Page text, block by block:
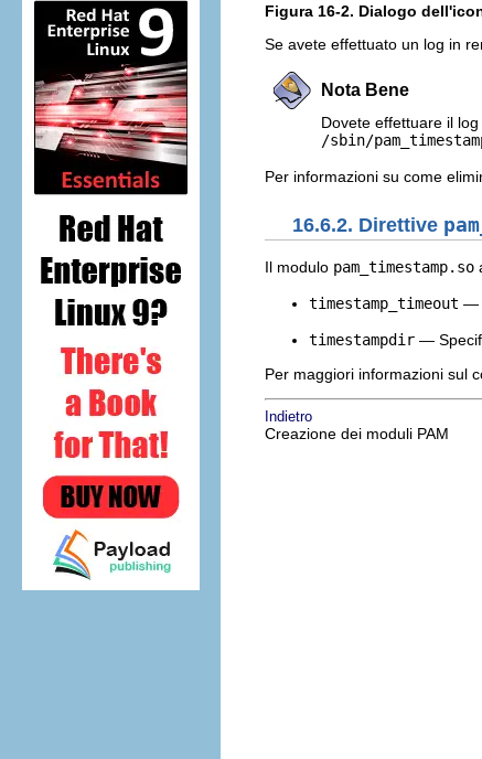
Figura 16-2. Dialogo
Se avete effettuato un log in
Nota Bene
Dovete effettuare il
/sbin/
Per informazioni su come
16.6.2. Direttive
Il modulo pam_timestamp.so
timestamp_timeout —
timestampdir —
Per maggiori informazioni sul
Indietro
Creazione dei moduli PAM